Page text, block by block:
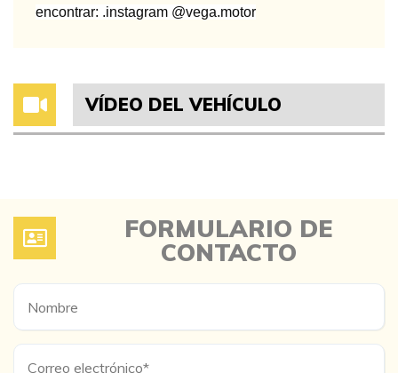
encontrar: .instagram @vega.motor
VÍDEO DEL VEHÍCULO
FORMULARIO DE
CONTACTO